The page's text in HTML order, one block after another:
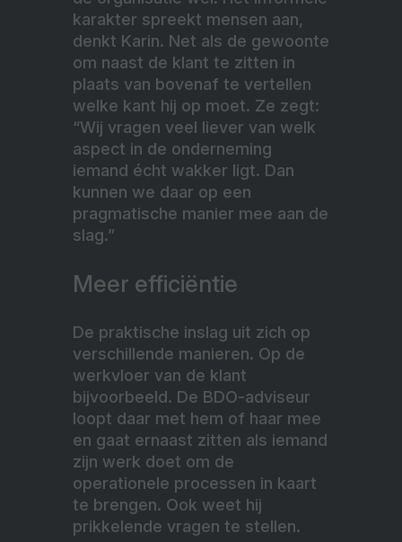
karakter spreekt mensen aan,
denkt Karin. Net als de gewoonte
om naast de klant te zitten in
plaats van bovenaf te vertellen
welke kant hij op moet. Ze zegt:
“Wij vragen veel liever van welk
aspect in de onderneming
iemand écht wakker ligt. Dan
kunnen we daar op een
pragmatische manier mee aan de
slag.”
Meer efficiëntie
De praktische inslag uit zich op
verschillende manieren. Op de
werkvloer van de klant
bijvoorbeeld. De BDO-adviseur
loopt daar met hem of haar mee
en gaat ernaast zitten als iemand
zijn werk doet om de
operationele processen in kaart
te brengen. Ook weet hij
prikkelende vragen te stellen.